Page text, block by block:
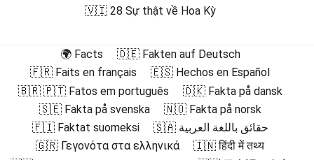
🇻🇮 28 Sự thật về Hoa Kỳ
🌍 Facts
🇩🇪 Fakten auf Deutsch
🇫🇷 Faits en français
🇪🇸 Hechos en Español
🇧🇷 🇵🇹 Fatos em português
🇩🇰 Fakta på dansk
🇸🇪 Fakta på svenska
🇳🇴 Fakta på norsk
🇫🇮 Faktat suomeksi
🇸🇦 حقائق باللغة العربية
🇬🇷 Γεγονότα στα ελληνικά
🇮🇳 हिंदी में तथ्य